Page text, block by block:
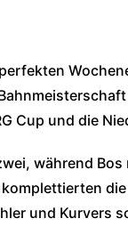
Cup und die
während
und Kurvers